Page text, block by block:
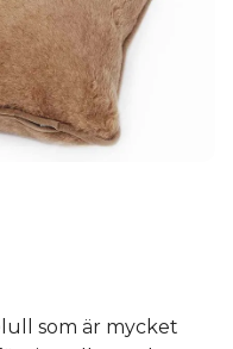
som är mycket